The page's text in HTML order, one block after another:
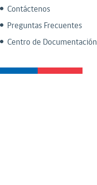
Contáctenos
Preguntas Frecuentes
Centro de Documentación